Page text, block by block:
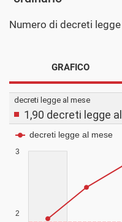
Numero di decreti
GRAFICO